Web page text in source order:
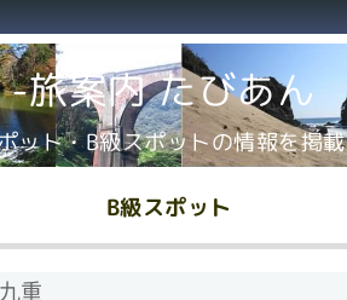
旅案内 たびあん
ット・B級スポットの情報を掲載
B級スポット
重